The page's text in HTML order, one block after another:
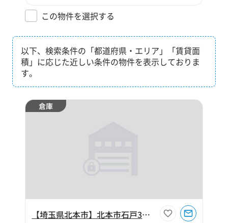
この物件を選択する
以下、検索条件の「都道府県・エリア」「賃貸面
積」に応じた近しい条件の物件を表示しておりま
す。
倉庫
【埼玉県北本市】北本市石戸3丁目100坪倉庫